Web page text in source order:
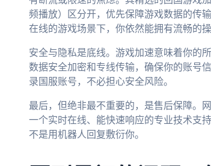
频播放）区分开，优先保障游戏数据的传
在线的游戏场景下，你依然能拥有流畅的操
安全与隐私是底线。游戏加速意味着你的
数据安全加密和专线传输，确保你的账号
录国服账号，不必担心安全风险。
最后，但绝非最不重要的，是售后保障。
一个实时在线、能快速响应的专业技术支
不是用机器人回复敷衍你。